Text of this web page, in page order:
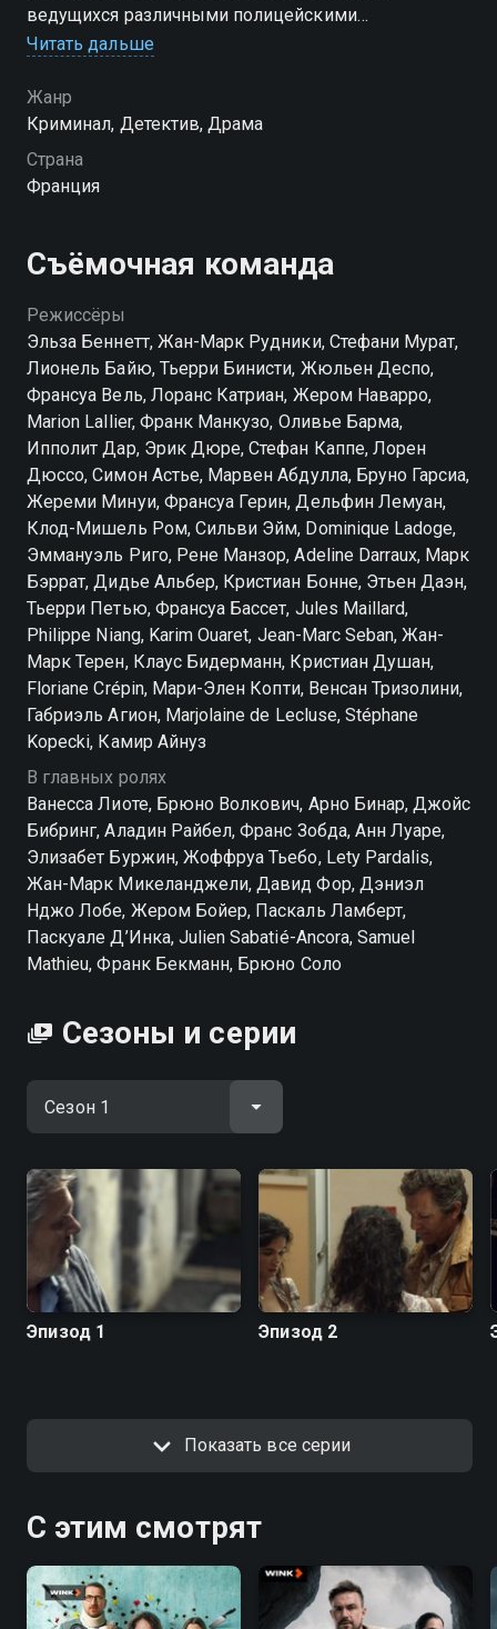
ведущихся различными полицейскими
детективами, где все преступления имеют под
преданий прошлого.
Читать дальше
Жанр
Криминал, Детектив, Драма
Страна
Франция
Съёмочная команда
Режиссёры
Эльза Беннетт, Жан-Марк Рудники, Стефани Мурат,
Лионель Байю, Тьерри Бинисти, Жюльен Деспо,
Франсуа Вель, Лоранс Катриан, Жером Наварро,
Marion Lallier, Франк Манкузо, Оливье Барма,
Ипполит Дар, Эрик Дюре, Стефан Каппе, Лорен
Дюссо, Симон Астье, Марвен Абдулла, Бруно Гарсиа,
Жереми Минуи, Франсуа Герин, Дельфин Лемуан,
Клод-Мишель Ром, Сильви Эйм, Dominique Ladoge,
Эммануэль Риго, Рене Манзор, Adeline Darraux, Марк
Бэррат, Дидье Альбер, Кристиан Бонне, Этьен Даэн,
Тьерри Петью, Франсуа Бассет, Jules Maillard,
Philippe Niang, Karim Ouaret, Jean-Marc Seban, Жан-
Марк Терен, Клаус Бидерманн, Кристиан Душан,
Floriane Crépin, Мари-Элен Копти, Венсан Тризолини,
Габриэль Агион, Marjolaine de Lecluse, Stéphane
Kopecki, Камир Айнуз
В главных ролях
Ванесса Лиоте, Брюно Волкович, Арно Бинар, Джойс
Бибринг, Аладин Райбел, Франс Зобда, Анн Луаре,
Элизабет Буржин, Жоффруа Тьебо, Lety Pardalis,
Жан-Марк Микеланджели, Давид Фор, Дэниэл
Нджо Лобе, Жером Бойер, Паскаль Ламберт,
Паскуале Д’Инка, Julien Sabatié-Ancora, Samuel
Mathieu, Франк Бекманн, Брюно Соло
Сезоны и серии
Эпизод 1 Эпизод 2
Показать все серии
С этим смотрят